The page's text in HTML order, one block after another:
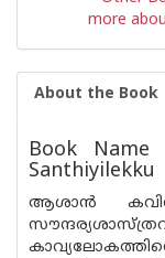
more
About the Book
Book Name
Santhiyilekku
ആശാന്‍